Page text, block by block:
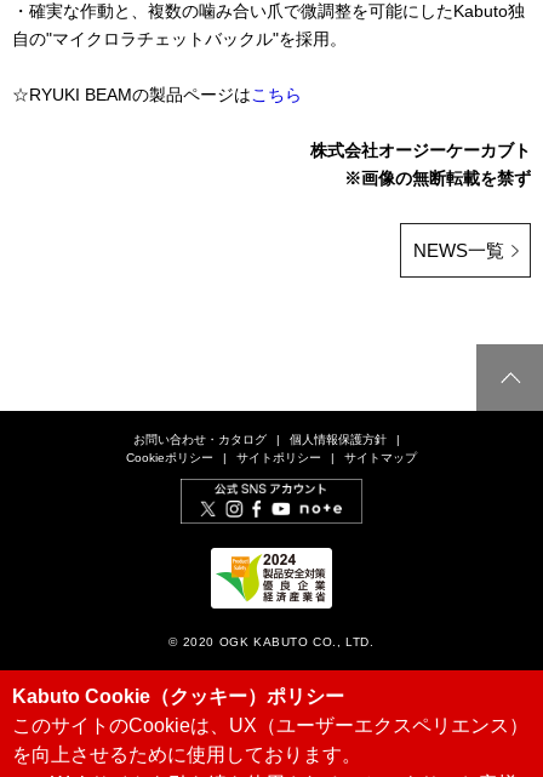
・確実な作動と、複数の噛み合い爪で微調整を可能にしたKabuto独
自の"マイクロラチェットバックル"を採用。
☆RYUKI BEAMの製品ページはこちら
株式会社オージーケーカブト
※画像の無断転載を禁ず
NEWS一覧
お問い合わせ・カタログ
個人情報保護方針
Cookieポリシー
サイトポリシー サイトマップ
© 2020 OGK KABUTO CO., LTD.
Kabuto Cookie（クッキー）ポリシー
このサイトのCookieは、UX（ユーザーエクスペリエンス）
を向上させるために使用しております。